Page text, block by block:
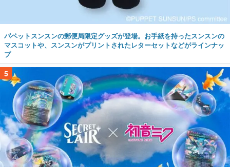
パペットスンスンの郵便局限定グッズが登場。お手紙を持ったスンスンの
マスコットや、スンスンがプリントされたレターセットなどがラインナッ
プ
5